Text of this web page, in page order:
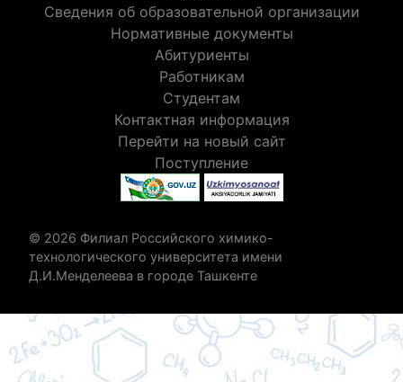
Сведения об образовательной организации
Нормативные документы
Абитуриенты
Работникам
Студентам
Контактная информация
Перейти на новый сайт
Поступление
© 2026 Филиал Российского химико-
технологического университета имени
Д.И.Менделеева в городе Ташкенте